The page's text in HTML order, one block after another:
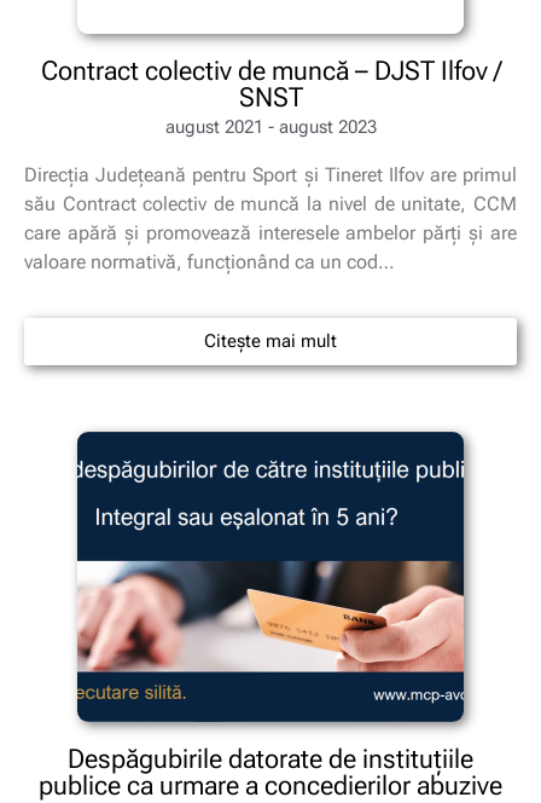
Contract colectiv de muncă – DJST Ilfov /
SNST
august 2021 - august 2023
Direcția Județeană pentru Sport și Tineret Ilfov are primul
său Contract colectiv de muncă la nivel de unitate, CCM
care apără și promovează interesele ambelor părți și are
valoare normativă, funcționând ca un cod…
Citește mai mult
Despăgubirile datorate de instituțiile
publice ca urmare a concedierilor abuzive